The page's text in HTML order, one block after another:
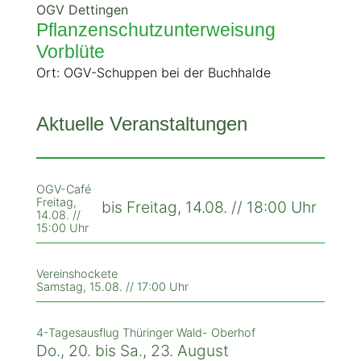
OGV Dettingen
Pflanzenschutzunterweisung
Vorblüte
Ort: OGV-Schuppen bei der Buchhalde
Aktuelle Veranstaltungen
OGV-Café
Freitag,
14.08. //
15:00 Uhr
bis Freitag, 14.08. // 18:00 Uhr
Vereinshockete
Samstag, 15.08. // 17:00 Uhr
4-Tagesausflug Thüringer Wald- Oberhof
Do., 20. bis Sa., 23. August